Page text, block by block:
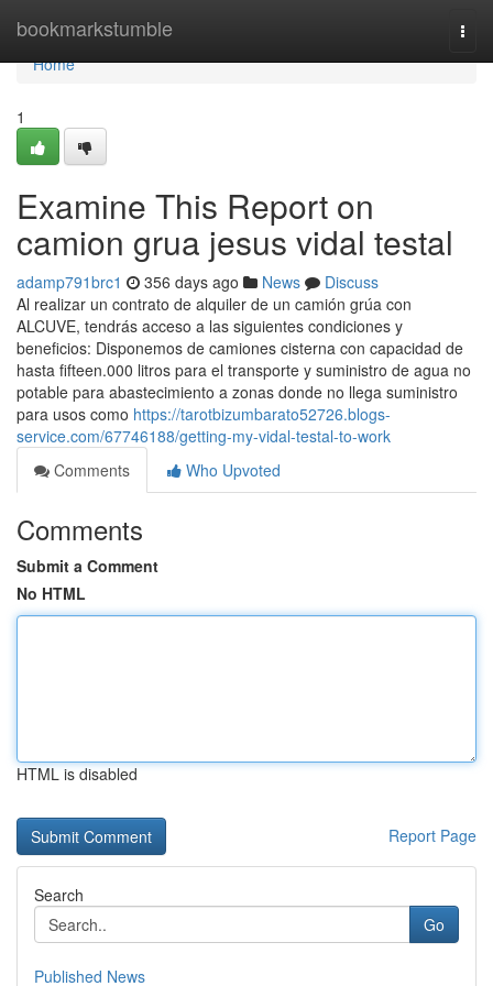
bookmarkstumble
Home
Home
1
Examine This Report on
camion grua jesus vidal testal
adamp791brc1 356 days ago News
Discuss
Al realizar un contrato de alquiler de un camión grúa con
ALCUVE, tendrás acceso a las siguientes condiciones y
beneficios: Disponemos de camiones cisterna con capacidad de
hasta fifteen.000 litros para el transporte y suministro de agua no
potable para abastecimiento a zonas donde no llega suministro
para usos como https://tarotbizumbarato52726.blogs-
service.com/67746188/getting-my-vidal-testal-to-work
Comments
Who Upvoted
Comments
Submit a Comment
No HTML
HTML is disabled
Report Page
Search
Go
Published News